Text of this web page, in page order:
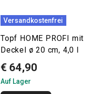
Versandkostenfrei
Topf HOME PROFI mit
Deckel ø 20 cm, 4,0 l
€ 64,90
Auf Lager